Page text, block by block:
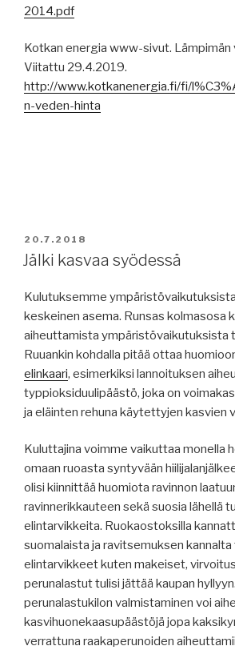
2014.pdf
Kotkan energia www-sivut. Lämpimän
Viitattu 29.4.2019.
http://www.kotkanenergia.fi/fi/
n-veden-hinta
JULKAISTU
20.7.2018
Jälki kasvaa syödessä
Kulutuksemme
keskeinen asema. Runsas kolmasosa
aiheuttamista ympäristövaikutuksista
Ruuankin kohdalla pitää ottaa
elinkaari, esimerkiksi lannoituksen
typpioksiduulipäästö, joka on
ja eläinten rehuna käytettyjen kasvien
Kuluttajina voimme vaikuttaa monella
omaan ruoasta syntyvään
olisi kiinnittää huomiota ravinnon
ravinnerikkauteen sekä suosia lähellä
elintarvikkeita. Ruokaostoksilla
suomalaista ja ravitsemuksen
elintarvikkeet kuten makeiset,
perunalastut tulisi jättää kaupan
perunalastukilon valmistaminen voi
kasvihuonekaasupäästöjä jopa
verrattuna raakaperunoiden